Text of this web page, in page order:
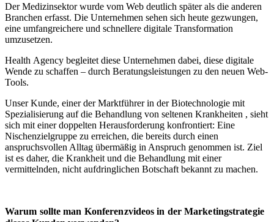
Der Medizinsektor wurde vom Web deutlich später als die anderen
Branchen erfasst. Die Unternehmen sehen sich heute gezwungen,
eine umfangreichere und schnellere digitale Transformation
umzusetzen.
Health Agency begleitet diese Unternehmen dabei, diese digitale
Wende zu schaffen – durch Beratungsleistungen zu den neuen Web-
Tools.
Unser Kunde, einer der Marktführer in der Biotechnologie mit
Spezialisierung auf die Behandlung von seltenen Krankheiten , sieht
sich mit einer doppelten Herausforderung konfrontiert: Eine
Nischenzielgruppe zu erreichen, die bereits durch einen
anspruchsvollen Alltag übermäßig in Anspruch genommen ist. Ziel
ist es daher, die Krankheit und die Behandlung mit einer
vermittelnden, nicht aufdringlichen Botschaft bekannt zu machen.
Warum sollte man Konferenzvideos in der Marketingstrategie